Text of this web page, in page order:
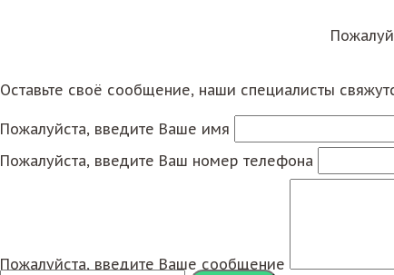
Оставьте своё сообщение, наши специалисты
Пожалуйста, введите Ваше имя
Пожалуйста, введите Ваш номер телефона
Пожалуйста, введите Ваше сообщение